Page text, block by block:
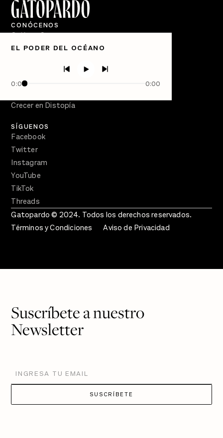
EL PODER DEL OCÉANO
0:00 0:00
CONÓCENOS
Quiénes Somos
Directorio
Semanario Gatopardo
Crecer en Distopía
SÍGUENOS
Facebook
Twitter
Instagram
YouTube
TikTok
Threads
Gatopardo © 2024. Todos los derechos reservados.
Términos y Condiciones
Aviso de Privacidad
Suscríbete a nuestro
Newsletter